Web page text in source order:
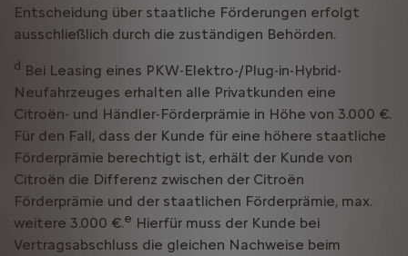
Entscheidung über staatliche Förderungen erfolgt
ausschließlich durch die zuständigen Behörden.
d Bei Leasing eines PKW-Elektro-/Plug-in-Hybrid-
Neufahrzeuges erhalten alle Privatkunden eine
Citroën- und Händler-Förderprämie in Höhe von 3.000 €.
Für den Fall, dass der Kunde für eine höhere staatliche
Förderprämie berechtigt ist, erhält der Kunde von
Citroën die Differenz zwischen der Citroën
Förderprämie und der staatlichen Förderprämie, max.
weitere 3.000 €.e Hierfür muss der Kunde bei
Vertragsabschluss die gleichen Nachweise beim